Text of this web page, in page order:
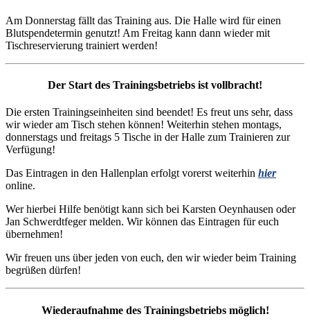
Am Donnerstag fällt das Training aus. Die Halle wird für einen
Blutspendetermin genutzt! Am Freitag kann dann wieder mit
Tischreservierung trainiert werden!
Der Start des Trainingsbetriebs ist vollbracht!
Die ersten Trainingseinheiten sind beendet! Es freut uns sehr, dass
wir wieder am Tisch stehen können! Weiterhin stehen montags,
donnerstags und freitags 5 Tische in der Halle zum Trainieren zur
Verfügung!
Das Eintragen in den Hallenplan erfolgt vorerst weiterhin hier
online.
Wer hierbei Hilfe benötigt kann sich bei Karsten Oeynhausen oder
Jan Schwerdtfeger melden. Wir können das Eintragen für euch
übernehmen!
Wir freuen uns über jeden von euch, den wir wieder beim Training
begrüßen dürfen!
Wiederaufnahme des Trainingsbetriebs möglich!